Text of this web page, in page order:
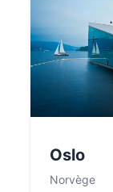
Oslo
Norvège